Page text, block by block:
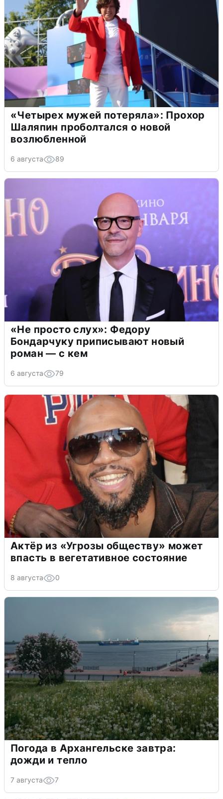
«Четырех мужей потеряла»: Прохор
Шаляпин проболтался о новой
возлюбленной
6 августа 89
«Не просто слух»: Федору
Бондарчуку приписывают новый
роман — с кем
6 августа 79
Актёр из «Угрозы обществу» может
впасть в вегетативное состояние
8 августа 0
Погода в Архангельске завтра:
дожди и тепло
7 августа 7